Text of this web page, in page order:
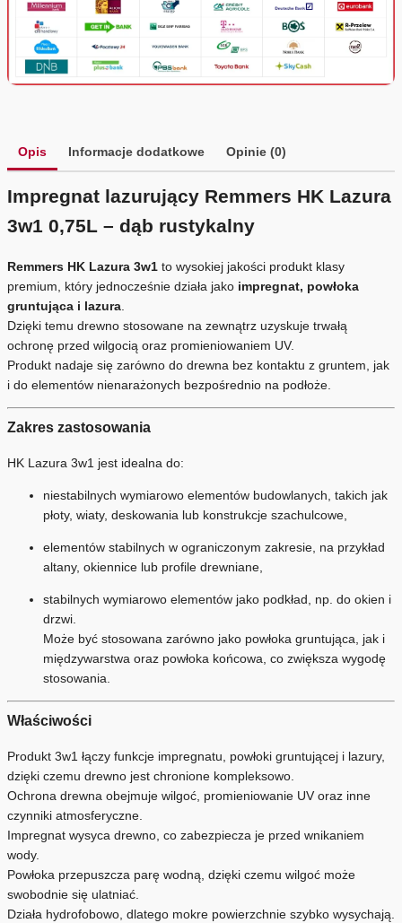
Opis Informacje dodatkowe Opinie (0)
Impregnat lazurujący Remmers HK Lazura
3w1 0,75L – dąb rustykalny
Remmers HK Lazura 3w1 to wysokiej jakości produkt klasy
premium, który jednocześnie działa jako impregnat, powłoka
gruntująca i lazura
Dzięki temu drewno stosowane na zewnątrz uzyskuje trwałą
ochronę przed wilgocią oraz promieniowaniem UV.
Produkt nadaje się zarówno do drewna bez kontaktu z gruntem, jak
i do elementów nienarażonych bezpośrednio na podłoże.
Zakres zastosowania
HK Lazura 3w1 jest idealna do:
niestabilnych wymiarowo elementów budowlanych, takich jak
płoty, wiaty, deskowania lub konstrukcje szachulcowe,
elementów stabilnych w ograniczonym zakresie, na przykład
altany, okiennice lub profile drewniane,
stabilnych wymiarowo elementów jako podkład, np. do okien i
drzwi.
Może być stosowana zarówno jako powłoka gruntująca, jak i
międzywarstwa oraz powłoka końcowa, co zwiększa wygodę
stosowania.
Właściwości
Produkt 3w1 łączy funkcje impregnatu, powłoki gruntującej i lazury,
dzięki czemu drewno jest chronione kompleksowo.
Ochrona drewna obejmuje wilgoć, promieniowanie UV oraz inne
czynniki atmosferyczne.
Impregnat wysyca drewno, co zabezpiecza je przed wnikaniem
wody.
Powłoka przepuszcza parę wodną, dzięki czemu wilgoć może
swobodnie się ulatniać.
Działa hydrofobowo, dlatego mokre powierzchnie szybko wysychają.